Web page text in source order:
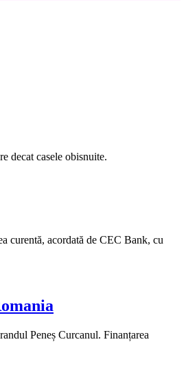
decat casele obisnuite.
curentă, acordată de CEC Bank, cu
Peneș Curcanul. Finanțarea